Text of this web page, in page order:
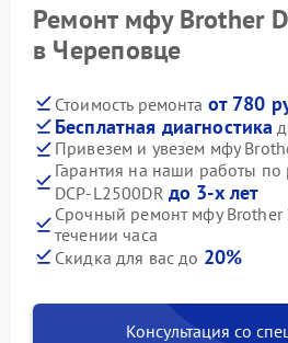
Ремонт мфу Brother
в Череповце
Стоимость ремонта от 780
Бесплатная диагностика
Привезем и увезем мфу
Гарантия на наши работы
DCP-L2500DR до 3-х лет
Срочный ремонт мфу Brother
течении часа
Скидка для вас до 20%
Консультация со